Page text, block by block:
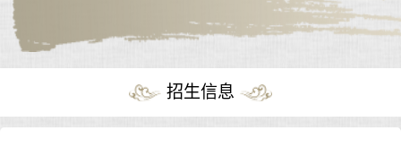
招生信息